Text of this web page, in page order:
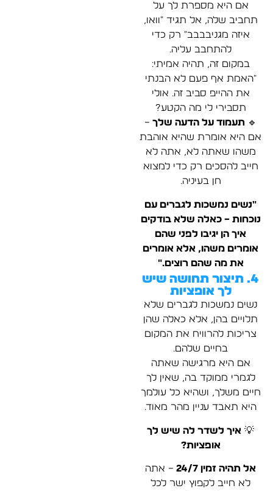
אם היא מספרת לך על
תחביב שלה, אל תגיד "וואו,
איזה מגניבבבב" רק כדי
להתחבב עליה.
במקום זה, תהיה אמיתי:
"האמת אף פעם לא הבנתי
את ההייפ סביב זה. אולי
תסבירי לי מה הקטע?
🔹 תעמוד על הדעה שלך –
אם היא אומרת שהיא אוהבת
משהו שאתה לא, אתה לא
חייב להסכים רק כדי למצוא
חן בעיניה.
"נשים נמשכות לגברים עם
נוכחות – כאלה שלא בודקים
איך הן יגיבו לפני שהם
אומרים משהו, אלא אומרים
את מה שהם רוצים."
4. תיצור תחושה שיש
לך אופציות
נשים נמשכות לגברים שלא
תלויים בהן, אלא כאלה שהן
צריכות להרוויח את המקום
בחיים שלהם.
אם היא מרגישה שאתה
לגמרי ממוקד בה, שאין לך
חיים משלך, ושהיא כל עולמך
היא תאבד עניין מהר מאוד.
💡 איך לשדר לה שיש לך
אופציות?
אל תהיה זמין 24/7
– אתה
לא חייב לקפוץ ישר לכל